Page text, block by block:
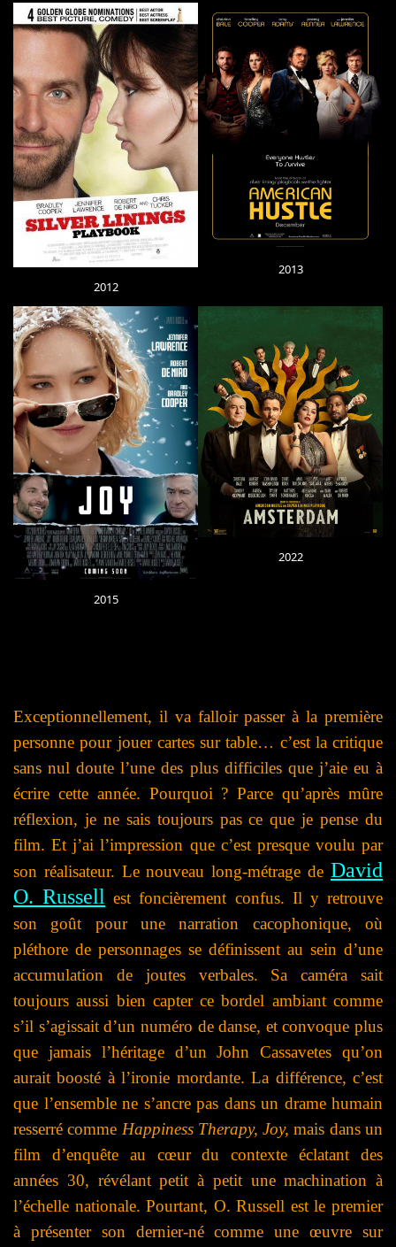
2012
2013
2015
2022
Exceptionnellement, il va falloir passer à la première
personne pour jouer cartes sur table… c’est la critique
sans nul doute l’une des plus difficiles que j’aie eu à
écrire cette année. Pourquoi ? Parce qu’après mûre
réflexion, je ne sais toujours pas ce que je pense du
film. Et j’ai l’impression que c’est presque voulu par
son réalisateur. Le nouveau long-métrage de David
O. Russell est foncièrement confus. Il y retrouve
son goût pour une narration cacophonique, où
pléthore de personnages se définissent au sein d’une
accumulation de joutes verbales. Sa caméra sait
toujours aussi bien capter ce bordel ambiant comme
s’il s’agissait d’un numéro de danse, et convoque plus
que jamais l’héritage d’un John Cassavetes qu’on
aurait boosté à l’ironie mordante. La différence, c’est
que l’ensemble ne s’ancre pas dans un drame humain
resserré comme Happiness Therapy, Joy, mais dans un
film d’enquête au cœur du contexte éclatant des
années 30, révélant petit à petit une machination à
l’échelle nationale. Pourtant, O. Russell est le premier
à présenter son dernier-né comme une œuvre sur